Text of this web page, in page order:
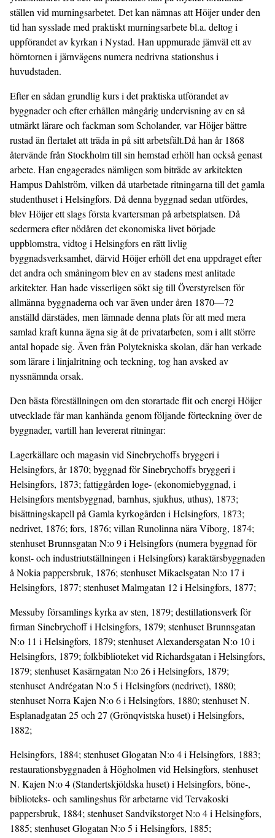
ställen vid murningsarbetet. Det kan nämnas att Höijer under den
tid han sysslade med praktiskt murningsarbete bl.a. deltog i
uppförandet av kyrkan i Nystad. Han uppmurade jämväl ett av
hörntornen i järnvägens numera nedrivna stationshus i
huvudstaden.
Efter en sådan grundlig kurs i det praktiska utförandet av
byggnader och efter erhållen mångårig undervisning av en så
utmärkt lärare och fackman som Scholander, var Höijer bättre
rustad än flertalet att träda in på sitt arbetsfält.Då han år 1868
återvände från Stockholm till sin hemstad erhöll han också genast
arbete. Han engagerades nämligen som biträde av arkitekten
Hampus Dahlström, vilken då utarbetade ritningarna till det gamla
studenthuset i Helsingfors. Då denna byggnad sedan utfördes,
blev Höijer ett slags första kvartersman på arbetsplatsen. Då
sedermera efter nödåren det ekonomiska livet började
uppblomstra, vidtog i Helsingfors en rätt livlig
byggnadsverksamhet, därvid Höijer erhöll det ena uppdraget efter
det andra och småningom blev en av stadens mest anlitade
arkitekter. Han hade visserligen sökt sig till Överstyrelsen för
allmänna byggnaderna och var även under åren 1870—72
anställd därstädes, men lämnade denna plats för att med mera
samlad kraft kunna ägna sig åt de privatarbeten, som i allt större
antal hopade sig. Även från Polytekniska skolan, där han verkade
som lärare i linjalritning och teckning, tog han avsked av
nyssnämnda orsak.
Den bästa föreställningen om den storartade flit och energi Höijer
utvecklade får man kanhända genom följande förteckning över de
byggnader, vartill han levererat ritningar:
Lagerkällare och magasin vid Sinebrychoffs bryggeri i
Helsingfors, år 1870; byggnad för Sinebrychoffs bryggeri i
Helsingfors, 1873; fattiggården loge- (ekonomiebyggnad, i
Helsingfors mentsbyggnad, barnhus, sjukhus, uthus), 1873;
bisättningskapell på Gamla kyrkogården i Helsingfors, 1873;
nedrivet, 1876; fors, 1876; villan Runolinna nära Viborg, 1874;
stenhuset Brunnsgatan N:o 9 i Helsingfors (numera byggnad för
konst- och industriutställningen i Helsingfors) karaktärsbyggnaden
å Nokia pappersbruk, 1876; stenhuset Mikaelsgatan N:o 17 i
Helsingfors, 1877; stenhuset Malmgatan 12 i Helsingfors, 1877;
Messuby församlings kyrka av sten, 1879; destillationsverk för
firman Sinebrychoff i Helsingfors, 1879; stenhuset Brunnsgatan
N:o 11 i Helsingfors, 1879; stenhuset Alexandersgatan N:o 10 i
Helsingfors, 1879; folkbiblioteket vid Richardsgatan i Helsingfors,
1879; stenhuset Kasärngatan N:o 26 i Helsingfors, 1879;
stenhuset Andrégatan N:o 5 i Helsingfors (nedrivet), 1880;
stenhuset Norra Kajen N:o 6 i Helsingfors, 1880; stenhuset N.
Esplanadgatan 25 och 27 (Grönqvistska huset) i Helsingfors,
1882;
Helsingfors, 1884; stenhuset Glogatan N:o 4 i Helsingfors, 1883;
restaurationsbyggnaden å Högholmen vid Helsingfors, stenhuset
N. Kajen N:o 4 (Standertskjöldska huset) i Helsingfors, böne-,
biblioteks- och samlingshus för arbetarne vid Tervakoski
pappersbruk, 1884; stenhuset Sandvikstorget N:o 4 i Helsingfors,
1885; stenhuset Glogatan N:o 5 i Helsingfors, 1885;